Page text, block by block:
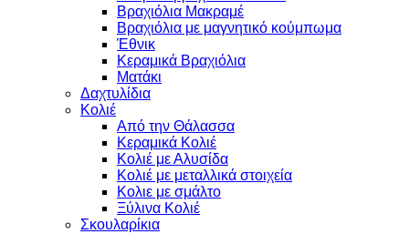
Βραχιόλια Μακραμέ
Βραχιόλια με μαγνητικό κούμπωμα
Έθνικ
Κεραμικά Βραχιόλια
Ματάκι
Δαχτυλίδια
Κολιέ
Από την Θάλασσα
Κεραμικά Κολιέ
Κολιέ με Αλυσίδα
Κολιέ με μεταλλικά στοιχεία
Κολιε με σμάλτο
Ξύλινα Κολιέ
Σκουλαρίκια